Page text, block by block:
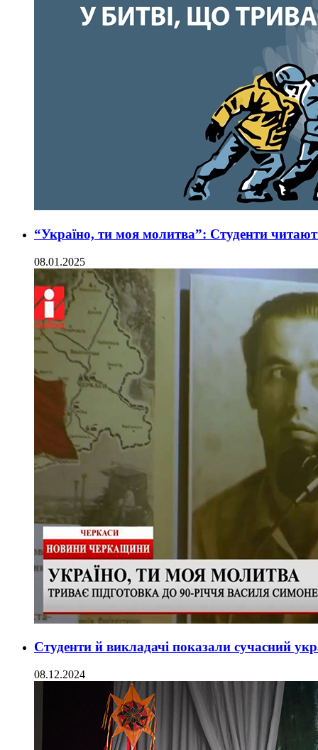
“Україно, ти моя молитва”: Студенти
08.01.2025
Студенти й викладачі показали сучасний
08.12.2024